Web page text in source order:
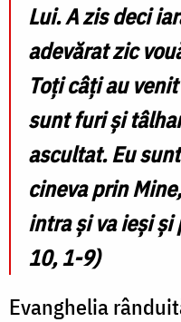
Lui. A zis deci
adevărat zic
Toţi câţi au
sunt furi şi
ascultat. Eu
cineva prin
intra şi va ieşi şi
10, 1-9)
Evanghelia